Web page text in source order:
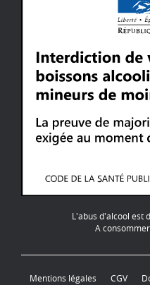
L'abus d'alcool est
A
Mentions légales CGV